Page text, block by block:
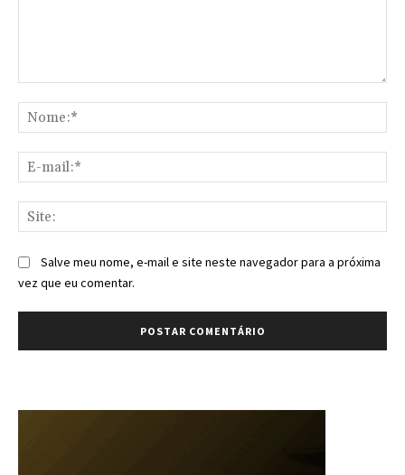
Salve meu nome, e-mail e site neste navegador para a próxima
vez que eu comentar.